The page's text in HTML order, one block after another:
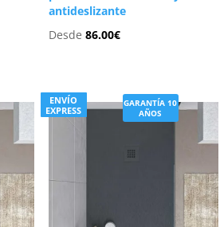
antideslizante
Desde 86.00€
ENVÍO
EXPRESS
GARANTÍA 10
AÑOS